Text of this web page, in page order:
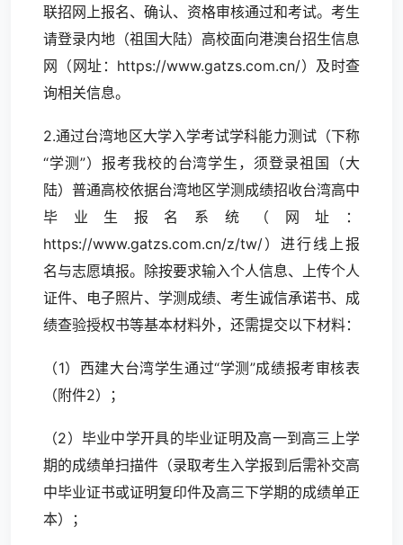
联招网上报名、确认、资格审核通过和考试。考生
请登录内地（祖国大陆）高校面向港澳台招生信息
网（网址：https://www.gatzs.com.cn/）及时查
询相关信息。
2.通过台湾地区大学入学考试学科能力测试（下称
“学测”）报考我校的台湾学生，须登录祖国（大
陆）普通高校依据台湾地区学测成绩招收台湾高中
毕业生报名系统（网址：
https://www.gatzs.com.cn/z/tw/）进行线上报
名与志愿填报。除按要求输入个人信息、上传个人
证件、电子照片、学测成绩、考生诚信承诺书、成
绩查验授权书等基本材料外，还需提交以下材料：
（1）西建大台湾学生通过“学测”成绩报考审核表
（附件2）；
（2）毕业中学开具的毕业证明及高一到高三上学
期的成绩单扫描件（录取考生入学报到后需补交高
中毕业证书或证明复印件及高三下学期的成绩单正
本）；